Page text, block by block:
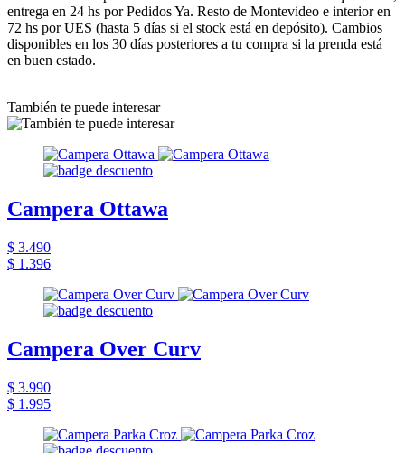
entrega en 24 hs por Pedidos Ya. Resto de Montevideo e interior en
72 hs por UES (hasta 5 días si el stock está en depósito). Cambios
disponibles en los 30 días posteriores a tu compra si la prenda está
en buen estado.
También te puede interesar
Campera Ottawa
$ 3.490
$ 1.396
Campera Over Curv
$ 3.990
$ 1.995